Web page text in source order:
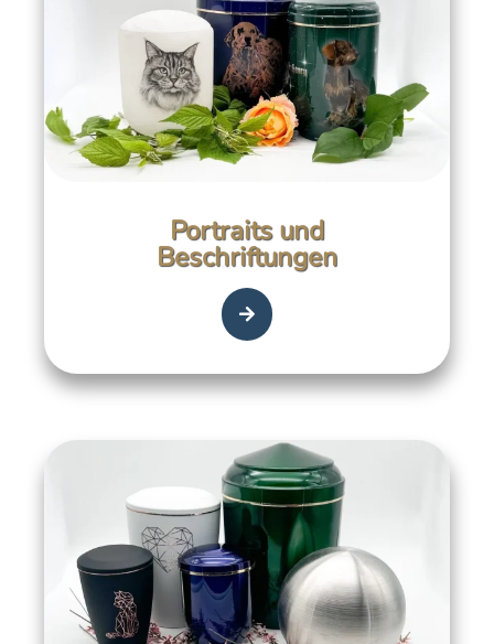
Portraits und
Beschriftungen